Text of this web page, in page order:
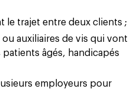
le trajet entre deux clients ;
auxiliaires de vis qui vont
âgés, handicapés
employeurs pour